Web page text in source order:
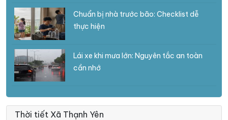
Chuẩn bị nhà trước bão: Checklist dễ
thực hiện
Lái xe khi mưa lớn: Nguyên tắc an toàn
cần nhớ
Thời tiết Xã Thạnh Yên